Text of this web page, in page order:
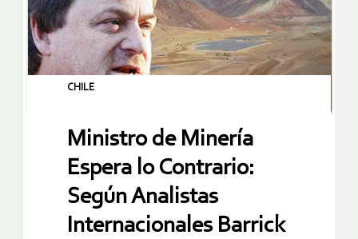
CHILE
Ministro de Minería
Espera lo Contrario:
Según Analistas
Internacionales Barrick